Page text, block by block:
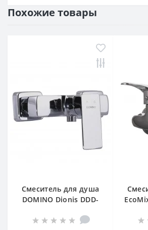
Похожие товары
Смеситель для душа
DOMINO Dionis DDD-